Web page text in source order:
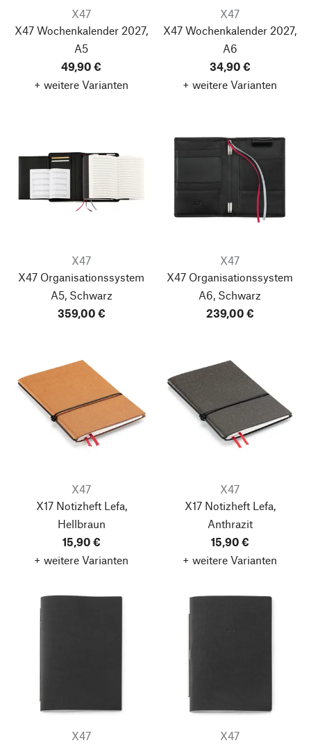
X47
X47 Wochenkalender 2027,
A5
49,90 €
+ weitere Varianten
X47
X47 Wochenkalender 2027,
A6
34,90 €
+ weitere Varianten
X47
X47 Organisationssystem
A5, Schwarz
359,00 €
X47
X47 Organisationssystem
A6, Schwarz
239,00 €
X47
X17 Notizheft Lefa,
Hellbraun
15,90 €
+ weitere Varianten
X47
X17 Notizheft Lefa,
Anthrazit
15,90 €
+ weitere Varianten
X47
X47